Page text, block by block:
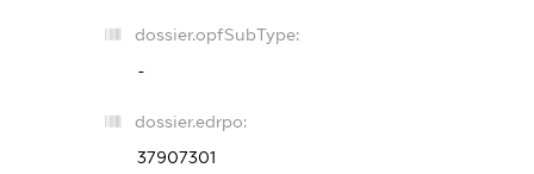
dossier.opfSubType:
-
dossier.edrpo:
37907301